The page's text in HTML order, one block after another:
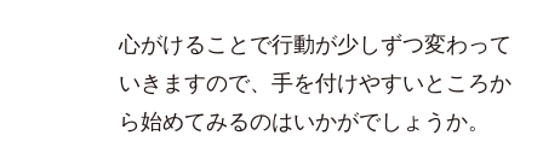
心がけることで行動が少しずつ変わって
いきますので、手を付けやすいところか
ら始めてみるのはいかがでしょうか。